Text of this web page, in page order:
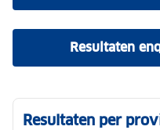
Resultaten
Resultaten per